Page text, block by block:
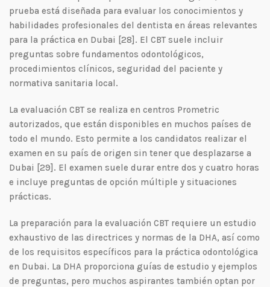
prueba está diseñada para evaluar los conocimientos y
habilidades profesionales del dentista en áreas relevantes
para la práctica en Dubai [28]. El CBT suele incluir
preguntas sobre fundamentos odontológicos,
procedimientos clínicos, seguridad del paciente y
normativa sanitaria local.
La evaluación CBT se realiza en centros Prometric
autorizados, que están disponibles en muchos países de
todo el mundo. Esto permite a los candidatos realizar el
examen en su país de origen sin tener que desplazarse a
Dubai [29]. El examen suele durar entre dos y cuatro horas
e incluye preguntas de opción múltiple y situaciones
prácticas.
La preparación para la evaluación CBT requiere un estudio
exhaustivo de las directrices y normas de la DHA, así como
de los requisitos específicos para la práctica odontológica
en Dubai. La DHA proporciona guías de estudio y ejemplos
de preguntas, pero muchos aspirantes también optan por